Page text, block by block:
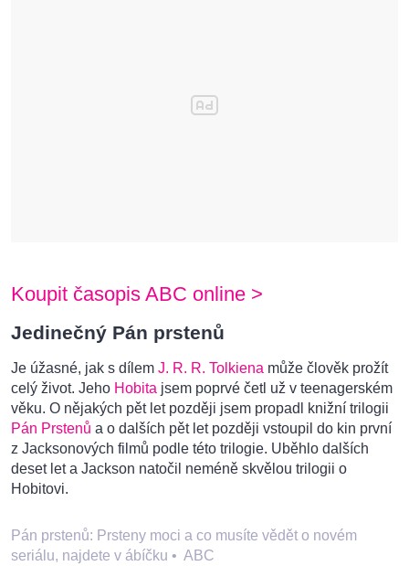
Koupit časopis ABC online >
Jedinečný Pán prstenů
Je úžasné, jak s dílem J. R. R. Tolkiena může člověk prožít
celý život. Jeho Hobita jsem poprvé četl už v teenagerském
věku. O nějakých pět let později jsem propadl knižní trilogii
Pán Prstenů a o dalších pět let později vstoupil do kin první
z Jacksonových filmů podle této trilogie. Uběhlo dalších
deset let a Jackson natočil neméně skvělou trilogii o
Hobitovi.
Pán prstenů: Prsteny moci a co musíte vědět o novém
seriálu, najdete v ábíčku • ABC